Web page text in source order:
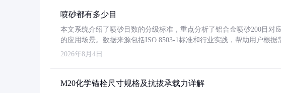
喷砂都有多少目
本文系统介绍了喷砂目数的分级标准，重点分析了铝合金喷砂200目对
的应用场景。数据来源包括ISO 8503-1标准和行业实践，帮助用户根据
2026年8月4日
M20化学锚栓尺寸规格及抗拔承载力详解